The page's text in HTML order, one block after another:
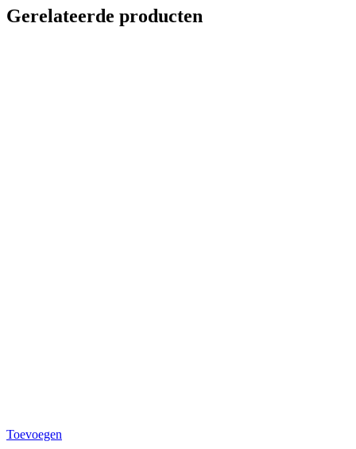
Gerelateerde producten
Toevoegen